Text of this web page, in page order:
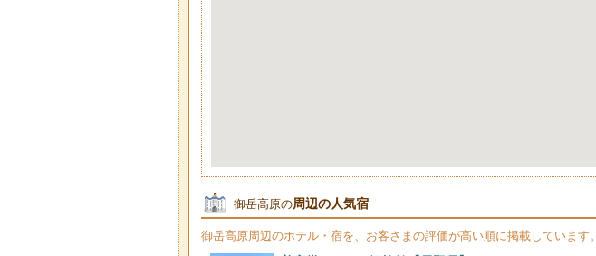
御岳高原の周辺の人気宿
御岳高原周辺のホテル・宿を、お客さまの評価が高い順に掲載しています。